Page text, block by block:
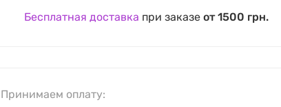
Бесплатная доставка при заказе от 1500 грн.
Принимаем оплату: